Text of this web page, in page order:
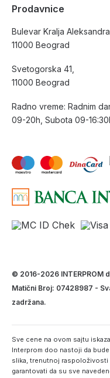
Prodavnice
Bulevar Kralja
11000 Beograd
Svetogorska 41,
11000 Beograd
Radno vreme: Radnim
09-20h, Subota 09-
© 2016-2026 INTERPROM
Matični Broj: 07428987 -
zadržana.
Sve cene na ovom sajtu
Interprom doo nastoji da
slika, trenutnoj raspoloživosti
garantovati da su sve